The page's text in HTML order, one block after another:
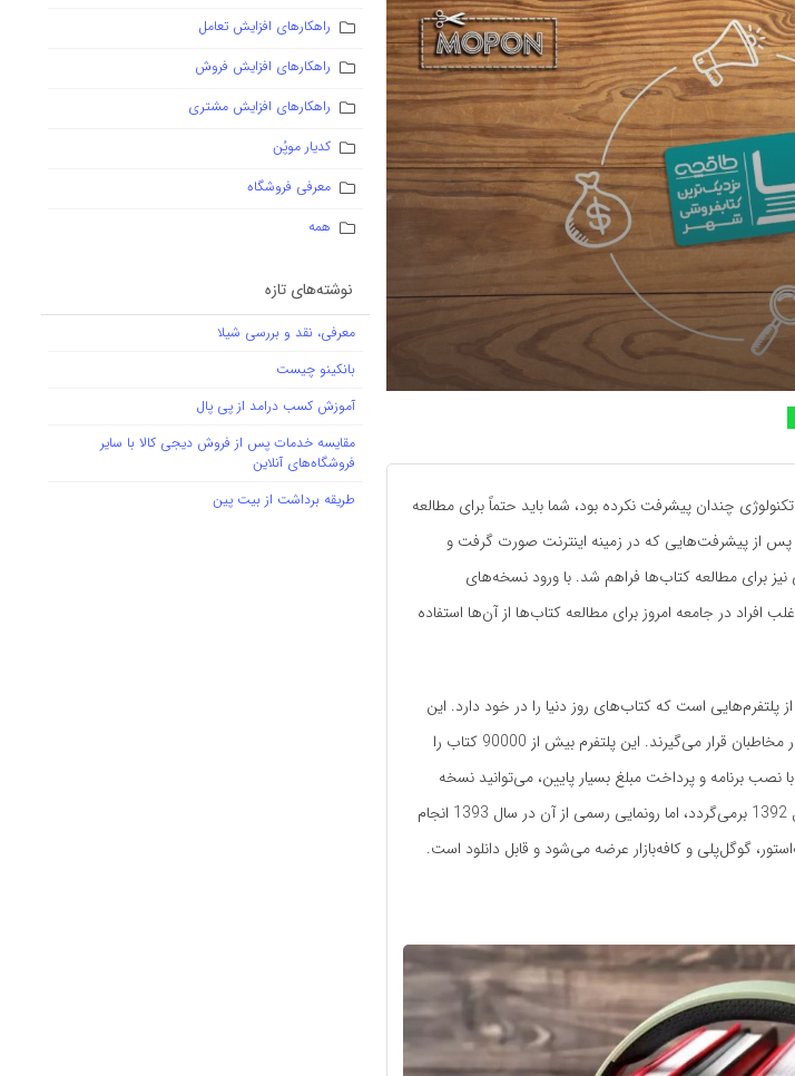
چندان پیشرفت نکرده بود، شما باید حتماً برای مطالعه
از پیشرفت‌هایی که در زمینه اینترنت صورت گرفت و
برای مطالعه کتاب‌ها فراهم شد. با ورود نسخه‌های
افراد در جامعه امروز برای مطالعه کتاب‌ها از آن‌ها استفاده
است که کتاب‌های روز دنیا را در خود دارد. این
کتاب‌ها در نسخه‌های صوتی و الکترونیک در اختیار مخاطبان قرار می‌گیرند. این پلتفرم بیش از 90000 کتاب را
برنامه و پرداخت مبلغ بسیار پایین، می‌توانید نسخه
قانونی کتاب‌ها را تهیه کنید. معرفی طاقچه به سال 1392 برمی‌گردد، اما رونمایی رسمی از آن در سال 1393 انجام
گوگل‌پلی و کافه‌بازار عرضه می‌شود و قابل دانلود است.
راهکارهای افزایش تعامل
راهکارهای افزایش فروش
راهکارهای افزایش مشتری
کدیار موپُن
معرفی فروشگاه
همه
نوشته‌های تازه
معرفی، نقد و بررسی شیلا
بانکینو چیست
آموزش کسب درامد از پی پال
مقایسه خدمات پس از فروش دیجی کالا با سایر
فروشگاه‌های آنلاین
طریقه برداشت از بیت پین